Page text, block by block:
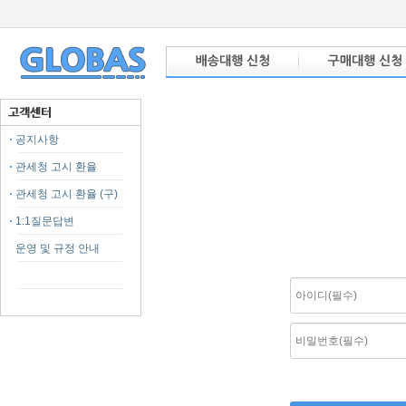
공지사항
관세청 고시 환율
관세청 고시 환율 (구)
1:1질문답변
운영 및 규정 안내